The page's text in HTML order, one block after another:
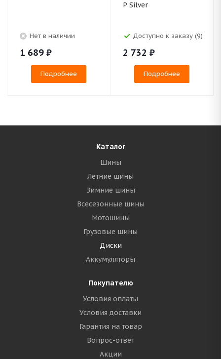
Нет в наличии
1 689 ₽
Подробнее
P Silver
Доступно к заказу (9)
2 732 ₽
Подробнее
Каталог
Шины
Летние шины
Зимние шины
Всесезонные шины
Мотошины
Грузовые шины
Диски
Аккумуляторы
Покупателю
Условия оплаты
Условия доставки
Гарантия на товар
Вопрос-ответ
Акции